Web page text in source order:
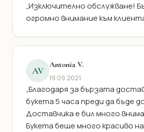
„Изключително обслужване!
огромно внимание към
AV
Antonia V.
19.09.2021
„Благодаря за бързата
букета 5 часа преди да бъде
Доставчика е бил много
Букета беше много красиво